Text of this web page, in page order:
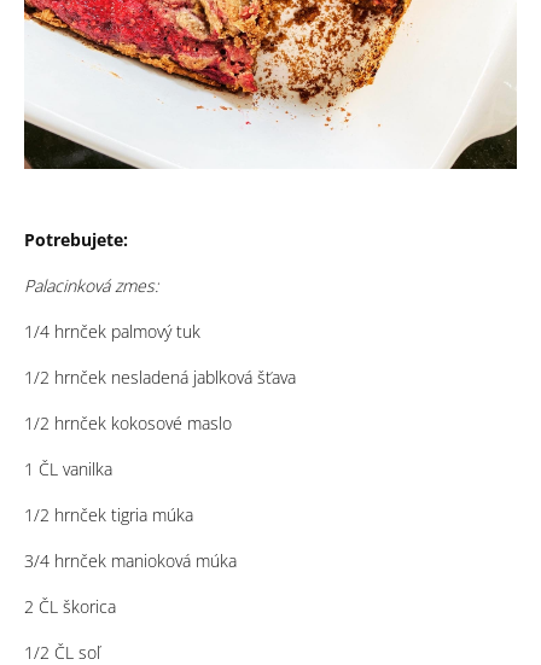
Potrebujete:
Palacinková zmes:
1/4 hrnček palmový tuk
1/2 hrnček nesladená jablková šťava
1/2 hrnček kokosové maslo
1 ČL vanilka
1/2 hrnček tigria múka
3/4 hrnček manioková múka
2 ČL škorica
1/2 ČL soľ